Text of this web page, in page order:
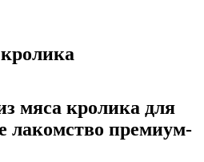
мяса кролика для
лакомство премиум-